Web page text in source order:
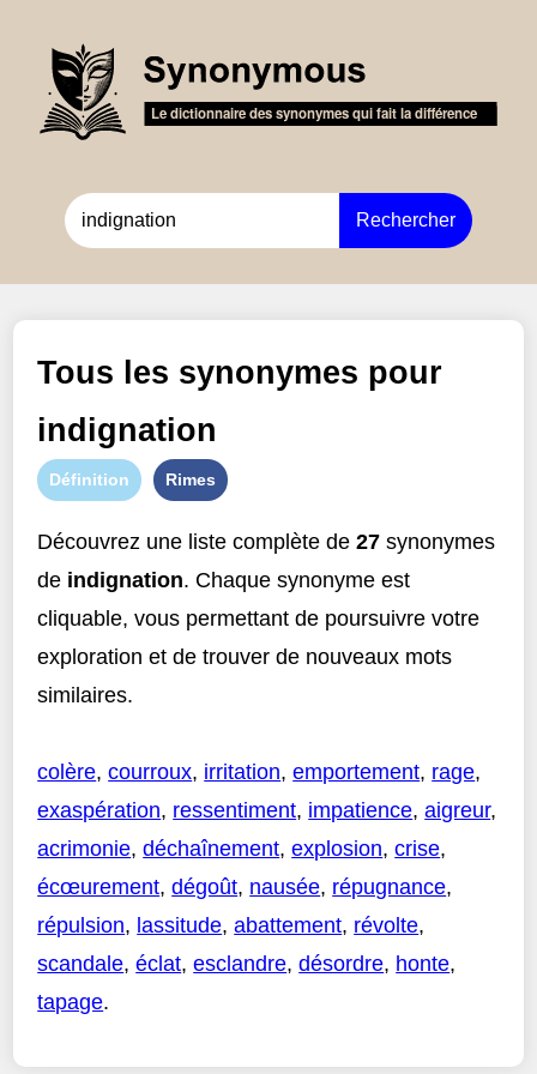
Rechercher
Tous les synonymes pour
indignation
Définition Rimes
Découvrez une liste complète de27 synonymes
de indignation. Chaque synonyme est
cliquable, vous permettant de poursuivre votre
exploration et de trouver de nouveaux mots
similaires.
colère,courroux, irritation,emportement, rage,
exaspération, ressentiment, impatience,aigreur,
acrimonie,déchaînement,explosion,crise,
écœurement,dégoût, nausée, répugnance,
répulsion, lassitude,abattement, révolte,
scandale,éclat,esclandre,désordre, honte,
tapage.